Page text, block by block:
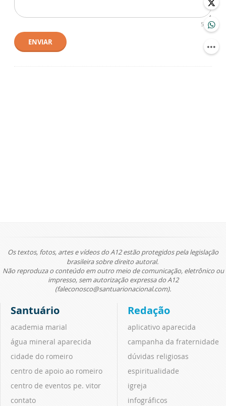
500
ENVIAR
Os textos, fotos, artes e vídeos do A12 estão protegidos pela legislação
brasileira sobre direito autoral.
Não reproduza o conteúdo em outro meio de comunicação, eletrônico ou
impresso, sem autorização expressa do A12
(faleconosco@santuarionacional.com).
Santuário
academia marial
água mineral aparecida
cidade do romeiro
centro de apoio ao romeiro
centro de eventos pe. vitor
contato
Redação
aplicativo aparecida
campanha da fraternidade
dúvidas religiosas
espiritualidade
igreja
infográficos